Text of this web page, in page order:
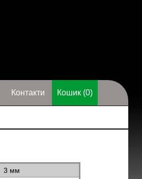
Контакти Кошик (0)
3 мм